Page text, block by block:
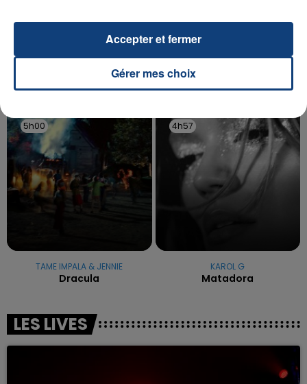
OPÉRER DE LA CHEVILLE RESSORT DE LA...
La famille a porté plainte contre la clinique qui a
reconnu sa responsabilité et présenté ses
TITRES DIFFUSÉS
5h00
5h00
TAME IMPALA & JENNIE
Dracula
4h57
4h57
KAROL G
Matadora
LES LIVES
Gérer mes choix
Accepter et fermer